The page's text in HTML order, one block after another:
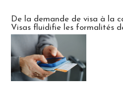
De la demande de visa à la
Visas fluidifie les formalités